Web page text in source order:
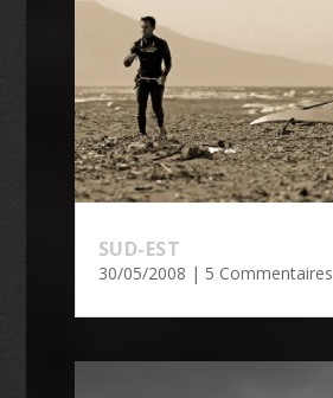
SUD-EST
30/05/2008 | 5 Commentaires